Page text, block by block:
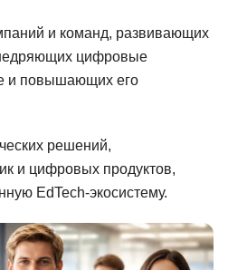
и команд, развивающих
цифровые
и повышающих его
решений,
и цифровых продуктов,
EdTech-экосистему.